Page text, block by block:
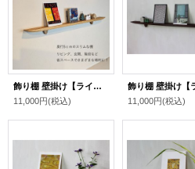
飾り棚 壁掛け【ライン７０ゼロクリモデル】木製のウォールシェルフ
11,000円(税込)
11,000円(税込)